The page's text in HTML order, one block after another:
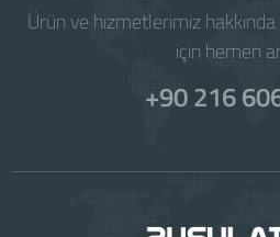
Ürün ve hizmetlerimiz
için hemen
+90 216